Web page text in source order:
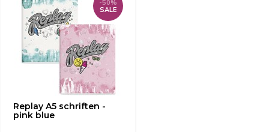
Replay A5 schriften -
pink blue
-50%
SALE